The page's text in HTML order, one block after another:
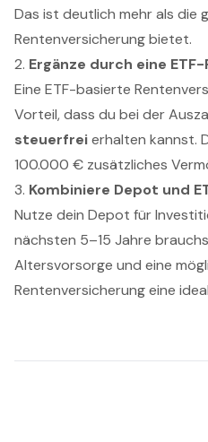
Das ist deutlich mehr als die
Rentenversicherung bietet.
2. Ergänze durch eine
Eine ETF-basierte
Vorteil, dass du bei der
steuerfreierhalten kannst.
100.000 € zusätzliches
3. Kombiniere Depot und
Nutze dein Depot für
nächsten 5–15 Jahre
Altersvorsorge und eine
Rentenversicherung eine